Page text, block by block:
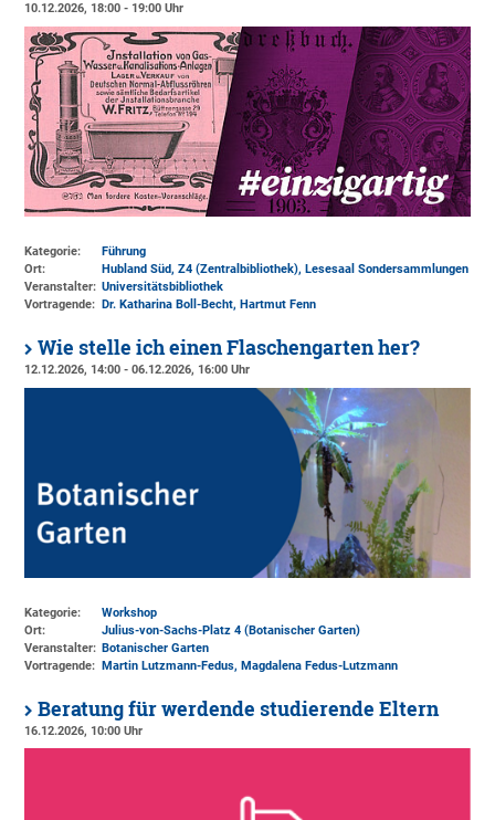
10.12.2026, 18:00 - 19:00 Uhr
Kategorie:
Führung
Ort:
Hubland Süd, Z4 (Zentralbibliothek), Lesesaal Sondersammlungen
Veranstalter: Universitätsbibliothek
Vortragende:
Dr. Katharina Boll-Becht, Hartmut Fenn
Wie stelle ich einen Flaschengarten her?
12.12.2026, 14:00 - 06.12.2026, 16:00 Uhr
Kategorie:
Workshop
Ort:
Julius-von-Sachs-Platz 4 (Botanischer Garten)
Veranstalter: Botanischer Garten
Vortragende: Martin Lutzmann-Fedus, Magdalena Fedus-Lutzmann
Beratung für werdende studierende Eltern
16.12.2026, 10:00 Uhr